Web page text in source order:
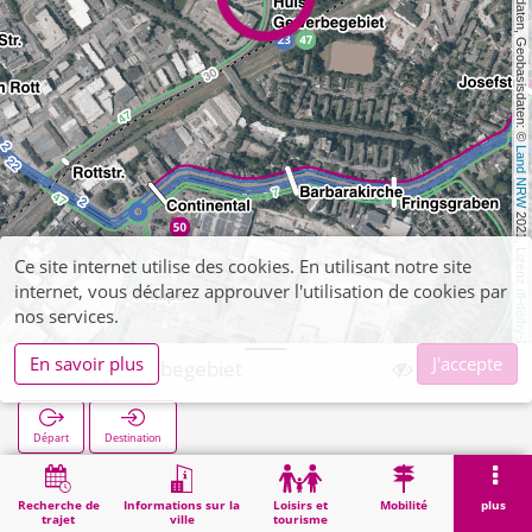
, Kartendaten, Geobasisdaten: ©
Land NRW
2021, Lizenz
dl-de/by-2-0
Recherche de
trajet
Informations sur la
ville
Loisirs et
tourisme
Mobilité plus
Hüls Gewerbegebiet
Départ Destination
Démarrage Hüls Gewerbegebiet
Ce site internet utilise des cookies. En utilisant notre site
internet, vous déclarez approuver l'utilisation de cookies par
nos services.
En savoir plus
J'accepte